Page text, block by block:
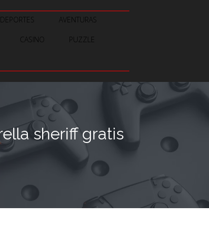
DEPORTES AVENTURAS
CASINO PUZZLE
sheriff gratis